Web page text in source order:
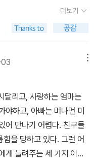
스를 두는 사이까지 된
적이 한 번도 없던 진지한
출된다. 그러자 그간 진지
게 호감을 갖고 말을 붙이
예 유령 선생이 진지한 씨
때문에 신발에 바둑알을
며 시간을 보낸다. 이제
만 역시 세상에는 한 발 한
를 보고 춤을 추면서 진지
고 나누는 대화와 묘하게
긴 그림 덕분에 즐겁게 읽
말 재미있어서 3편으로
신청했다가 판타지라
에 없어야겠느냐는 말로
도서관들이 등장한답니다.
삽화를 생각하게 하는 책
어지는 에피소들은 나름
쉽지만, 다른 시리즈를 찾
만, 조작된 사진을 가지고
좋았어요. 판타지 동화지
좋았어요. 다음 시리즈
, 혼자서 괜찮으냐고. 그
서, 나는 괜찮지 않다고
데 괜찮겠느냐고, 도대체
안해 하며 머뭇거리는 그들
다고. 나에게 괜찮다는 말
그럴 용의가 없다. *오래
생을 마감하고 싶다고 생
를 놓고 앉아 시간이 가는
래오래 기억하면서 죽음의
사진을 보면서 나는 깨
리 많지 않다는 것을. 혹
더보기
달리고, 사랑하는 엄마는
야하고, 아빠는 머나먼 미
어 만나기 어렵다. 친구들
을 당하고 있다. 그런 어
게 들려주는 세 가지 이야